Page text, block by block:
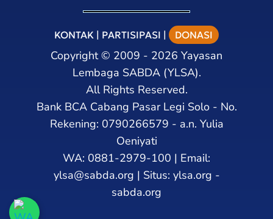
KONTAK | PARTISIPASI | DONASI
Copyright© 2009 - 2026 Yayasan
Lembaga SABDA (YLSA).
All Rights Reserved.
Bank BCA Cabang Pasar Legi Solo - No.
Rekening: 0790266579 - a.n. Yulia
Oeniyati
WA: 0881-2979-100 | Email:
ylsa@sabda.org | Situs: ylsa.org -
sabda.org